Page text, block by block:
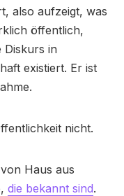
also aufzeigt, was
öffentlich,
Diskurs in
existiert. Er ist
nicht.
Haus aus
die bekannt sind.